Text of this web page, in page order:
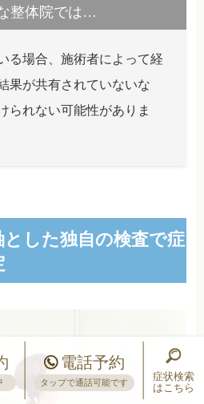
整体院では…
る場合、施術者によって経
果が共有されていないな
られない可能性がありま
した独自の検査で症
電話予約
タップで通話可能です
症状検索
はこちら